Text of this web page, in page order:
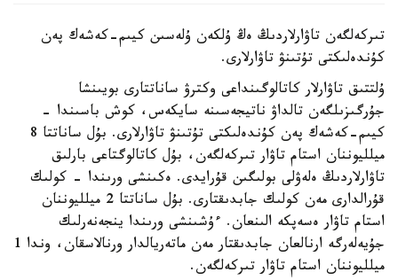
تىركەلگەن تاۋارلاردىڭ ەڭ ۇلكەن ۇلەسىن كيىم-كەشەك پەن
كۇندەلىكتى تۇتىنۋ تاۋارلارى.
ۇلتتىق تاۋارلار كاتالوگىنداعى وكترۋ ساناتتارى بويىنشا
جۇرگىزىلگەن تالداۋ ناتيجەسىنە سايكەس، كوش باسىندا -
كيىم-كەشەك پەن كۇندەلىكتى تۇتىنۋ تاۋارلارى. بۇل ساناتتا 8
ميلليوننان استام تاۋار تىركەلگەن، بۇل كاتالوگتاعى بارلىق
تاۋارلاردىڭ ەلەۋلى بولىگىن قۇرايدى. ەكىنشى ورىندا - كولىك
قۇرالدارى مەن كولىك جابدىقتارى. بۇل ساناتتا 2 ميلليوننان
استام تاۋار ەسەپكە الىنعان. ءۇشىنشى ورىندا ينجەنەرلىك
جۇيەلەرگە ارنالعان جابدىقتار مەن ماتەريالدار ورنالاسقان، وندا 1
ميلليوننان استام تاۋار تىركەلگەن.